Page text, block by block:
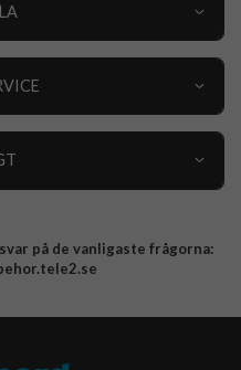
på de vanligaste frågorna: